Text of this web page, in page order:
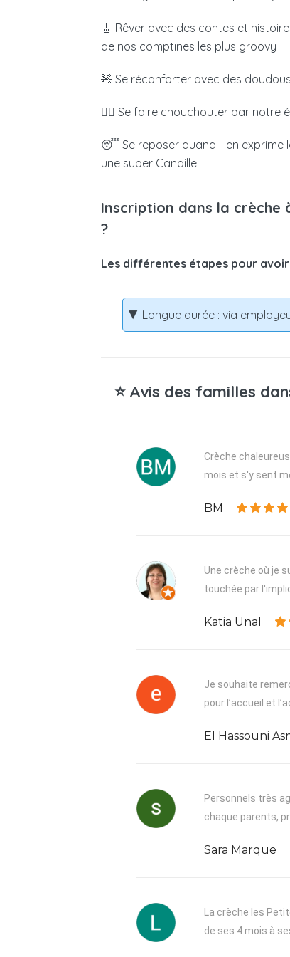
🎸 Rêver avec des contes et
de nos comptines les plus groovy
🧸 Se réconforter avec des
🧖‍♀️ Se faire chouchouter par notre
😴 Se reposer quand il en exprime
une super Canaille
Inscription dans la crèche
?
Les différentes étapes pour
Longue durée : via
⭐ Avis des familles
Crèche
mois et s'y sent
BM
Une crèche où je
touchée par
Katia Unal
Je souhaite
pour l’accueil et
El Hassouni
Personnels très
chaque parents,
Sara Marque
La crèche les
de ses 4 mois à